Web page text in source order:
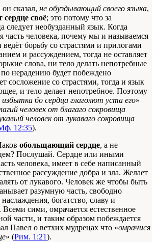
сказал, не обуздывающий своего языка,
сердце своё; это потому что за
следует необузданный язык. Когда
часть человека, почему мы и называемся
борьбу со страстями и прилогами
и рассуждением, тогда не оставляет
слова, ни тело делать непотребные
нерадению будет побеждено
сосложение со страстями, тогда и язык
и тело делает непотребное. Поэтому
бо сердца глаголют уста его»
человек от благаго сокровища
человек от лукаваго сокровища
12:35).
обольщающий сердце, а не
Послушай. Сердце или иными
человека, имеет в себе написанный
рассуждение добра и зла. Желает
от лукавого. Человек же чтобы быть
разумную часть, свободно
богатство, славу и
сими, омрачается естественное
части, и таким образом побеждается
Павел о ветхих мудрецах что «омрачися
» (Рим. 1:21).